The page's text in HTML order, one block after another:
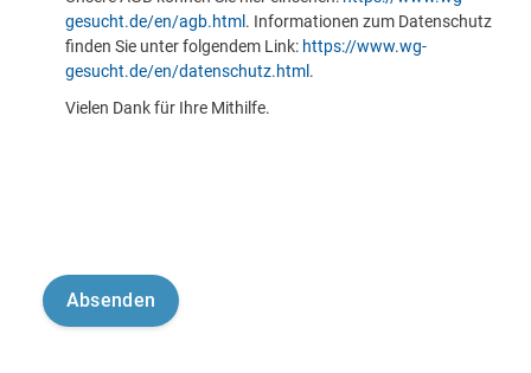
gesucht.de/en/agb.html . Informationen zum Datenschutz
finden Sie unter folgendem Link: https://www.wg-
gesucht.de/en/datenschutz.html .
Vielen Dank für Ihre Mithilfe.